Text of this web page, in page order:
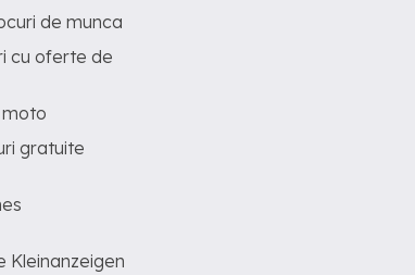
de munca
cu oferte de
moto
gratuite
Kleinanzeigen